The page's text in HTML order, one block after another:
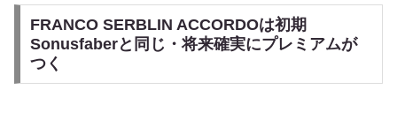
FRANCO SERBLIN ACCORDOは初期
Sonusfaberと同じ・将来確実にプレミアムが
つく